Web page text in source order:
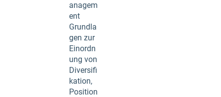
anagem
ent
Grundla
gen zur
Einordn
ung von
Diversifi
kation,
Position